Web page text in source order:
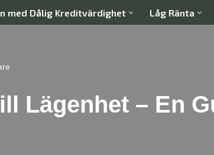
med Dålig Kreditvärdighet Låg Ränta
Lägenhet – En